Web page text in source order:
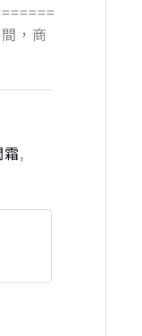
，商
,